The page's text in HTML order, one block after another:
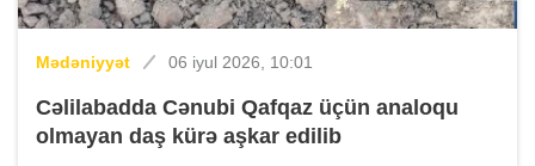
Mədəniyyət 06 iyul 2026, 10:01
Cəlilabadda Cənubi Qafqaz üçün analoqu
olmayan daş kürə aşkar edilib